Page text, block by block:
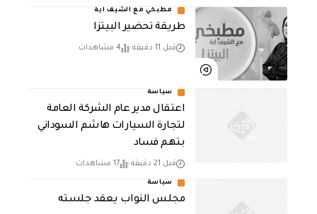
مطبخي مع الشيف اية
طريقة تحضير البيتزا
قبل 11 دقيقة 4 مشاهدات
سياسة
اعتقال مدير عام الشركة العامة
لتجارة السيارات هاشم السوداني
بتهم فساد
قبل 21 دقيقة 17 مشاهدات
سياسة
مجلس النواب يعقد جلسته